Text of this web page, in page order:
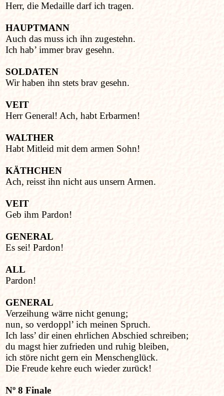
Herr, die Medaille darf ich tragen.
HAUPTMANN
Auch das muss ich ihn zugestehn.
Ich hab’ immer brav gesehn.
SOLDATEN
Wir haben ihn stets brav gesehn.
VEIT
Herr General! Ach, habt Erbarmen!
WALTHER
Habt Mitleid mit dem armen Sohn!
KÄTHCHEN
Ach, reisst ihn nicht aus unsern Armen.
VEIT
Geb ihm Pardon!
GENERAL
Es sei! Pardon!
ALL
Pardon!
GENERAL
Verzeihung wärre nicht genung;
nun, so verdoppl’ ich meinen Spruch.
Ich lass’ dir einen ehrlichen Abschied schreiben;
du magst hier zufrieden und ruhig bleiben,
ich störe nicht gern ein Menschenglück.
Die Freude kehre euch wieder zurück!
Nº 8 Finale